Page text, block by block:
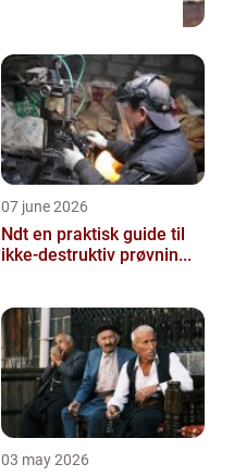
07 june 2026
Ndt en praktisk guide til
ikke-destruktiv prøvnin...
03 may 2026